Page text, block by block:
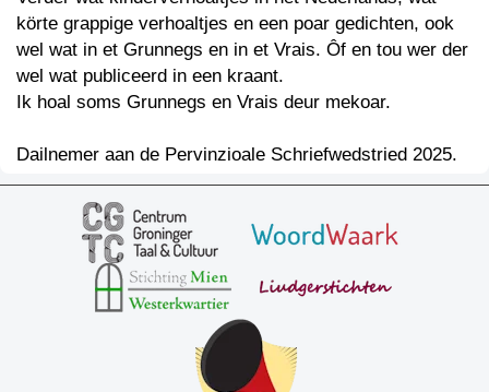
körte grappige verhoaltjes en een poar gedichten, ook
wel wat in et Grunnegs en in et Vrais. Ôf en tou wer der
wel wat publiceerd in een kraant.
Ik hoal soms Grunnegs en Vrais deur mekoar.
Dailnemer aan de Pervinzioale Schriefwedstried 2025.